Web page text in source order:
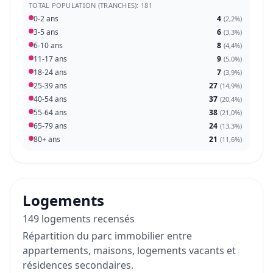
TOTAL POPULATION (TRANCHES): 181
0-2 ans 4 (2,2%)
3-5 ans 6 (3,3%)
6-10 ans 8 (4,4%)
11-17 ans 9 (5,0%)
18-24 ans 7 (3,9%)
25-39 ans 27 (14,9%)
40-54 ans 37 (20,4%)
55-64 ans 38 (21,0%)
65-79 ans 24 (13,3%)
80+ ans 21 (11,6%)
Logements
149 logements recensés
Répartition du parc immobilier entre
appartements, maisons, logements vacants et
résidences secondaires.